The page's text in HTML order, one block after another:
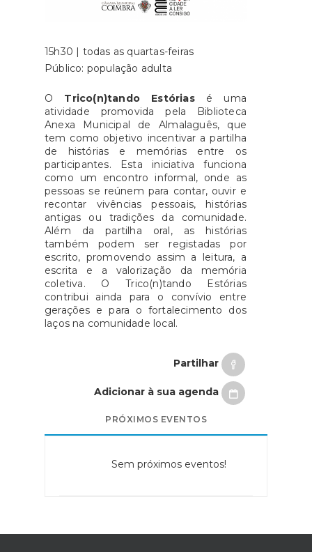
15h30 | todas as quartas-feiras
Público: população adulta
O Trico(n)tando Estóriasé uma
atividade promovida pela Biblioteca
Anexa Municipal de Almalaguês, que
tem como objetivo incentivar a partilha
de histórias e memórias entre os
participantes. Esta iniciativa funciona
como um encontro informal, onde as
pessoas se reúnem para contar, ouvir e
recontar vivências pessoais, histórias
antigas ou tradições da comunidade.
Além da partilha oral, as histórias
também podem ser registadas por
escrito, promovendo assim a leitura, a
escrita e a valorização da memória
coletiva. O Trico(n)tando Estórias
contribui ainda para o convívio entre
gerações e para o fortalecimento dos
laços na comunidade local.
Partilhar
Adicionar à sua agenda
PRÓXIMOS EVENTOS
Sem próximos eventos!